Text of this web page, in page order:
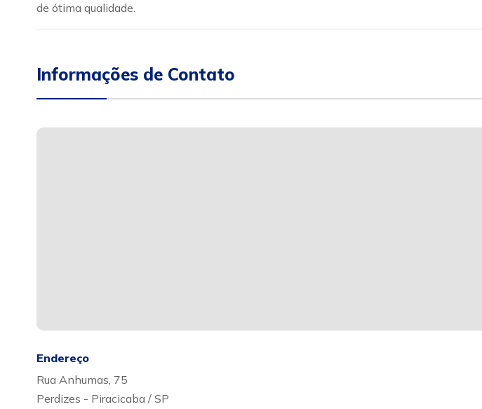
de ótima qualidade.
Informações de Contato
Endereço
Rua Anhumas, 75
Perdizes - Piracicaba / SP